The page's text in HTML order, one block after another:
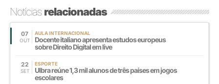
Notíciasrelacionadas
07
OUT
AULA INTERNACIONAL
Docente italiano apresenta estudos europeus
sobre Direito Digital em live
22
SET
ESPORTE
Ulbra reúne 1,3 mil alunos de três países em jogos
escolares